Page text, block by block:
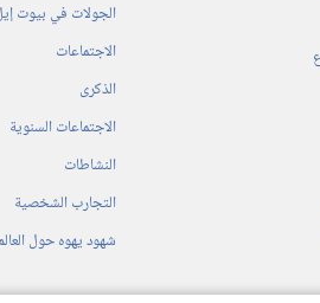
الجولات في بيوت
الاجتماعات
الذكرى
الاجتماعات السنوية
النشاطات
التجارب الشخصية
شهود يهوه حول